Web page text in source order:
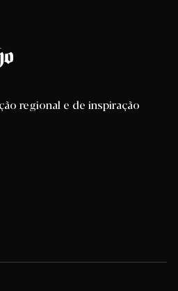
regional e de inspiração